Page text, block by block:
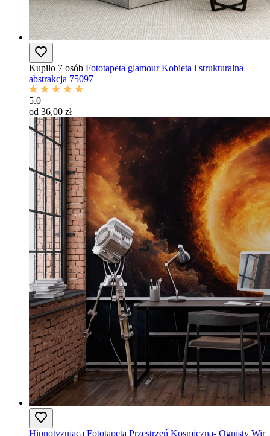
Kupiło 7 osób Fototapeta glamour Kobieta i strukturalna
abstrakcja 75097
5.0
od 36,00 zł
Hipnotyzująca Fototapeta Przestrzeń Kosmiczna- Ognisty Wir